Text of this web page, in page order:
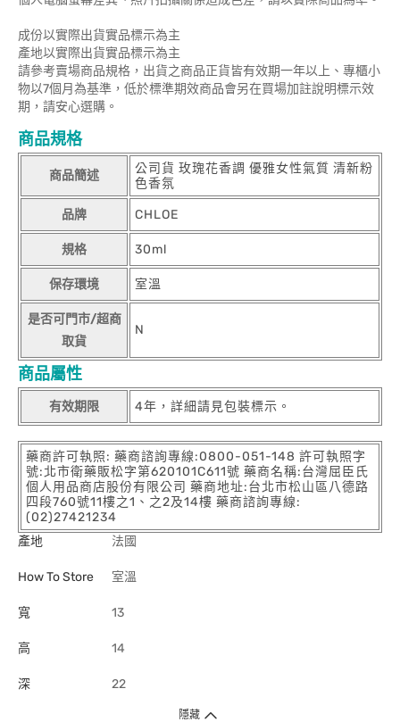
成份以實際出貨實品標示為主
產地以實際出貨實品標示為主
請參考賣場商品規格，出貨之商品正貨皆有效期一年以上、專櫃小
物以7個月為基準，低於標準期效商品會另在買場加註說明標示效
期，請安心選購。
商品規格
商品簡述
公司貨 玫瑰花香調 優雅女性氣質 清新粉
色香氛
品牌 CHLOE
規格 30ml
保存環境 室溫
是否可門市/超商
取貨
N
商品屬性
有效期限 4年，詳細請見包裝標示。
藥商許可執照: 藥商諮詢專線:0800-051-148 許可執照字
號:北市衛藥販松字第620101C611號 藥商名稱:台灣屈臣氏
個人用品商店股份有限公司 藥商地址:台北市松山區八德路
四段760號11樓之1、之2及14樓 藥商諮詢專線:
(02)27421234
產地
法國
How To Store 室溫
寬 13
高 14
深 22
隱藏